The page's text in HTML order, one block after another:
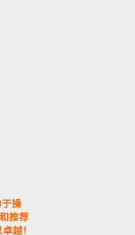
于操
推荐
越！